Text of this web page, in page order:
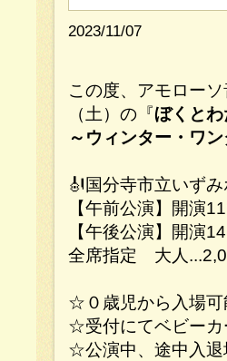
2023/11/07
この度、アモロー
（土）の『ぼくと
～ウィンター・ワ
🎻国分寺市立いず
【午前公演】開演
【午後公演】開演
全席指定 大人
☆０歳児から入場可
☆受付にてベビーカ
☆公演中、途中入退